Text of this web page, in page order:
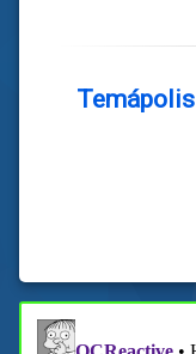
Temápolis